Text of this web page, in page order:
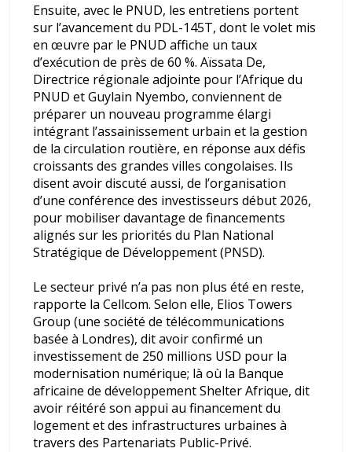
Ensuite, avec le PNUD, les entretiens portent
sur l’avancement du PDL-145T, dont le volet mis
en œuvre par le PNUD affiche un taux
d’exécution de près de 60 %. Aïssata De,
Directrice régionale adjointe pour l’Afrique du
PNUD et Guylain Nyembo, conviennent de
préparer un nouveau programme élargi
intégrant l’assainissement urbain et la gestion
de la circulation routière, en réponse aux défis
croissants des grandes villes congolaises. Ils
disent avoir discuté aussi, de l’organisation
d’une conférence des investisseurs début 2026,
pour mobiliser davantage de financements
alignés sur les priorités du Plan National
Stratégique de Développement (PNSD).
Le secteur privé n’a pas non plus été en reste,
rapporte la Cellcom. Selon elle, Elios Towers
Group (une société de télécommunications
basée à Londres), dit avoir confirmé un
investissement de 250 millions USD pour la
modernisation numérique; là où la Banque
africaine de développement Shelter Afrique, dit
avoir réitéré son appui au financement du
logement et des infrastructures urbaines à
travers des Partenariats Public-Privé.